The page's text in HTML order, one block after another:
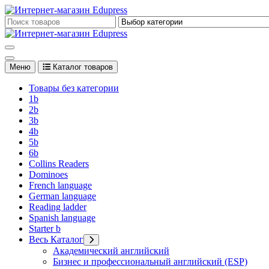
Перейти
к
содержимому
Edupress Uzbekistan, Edupress Узбекистан, книги, учебники на
Меню Каталог товаров
Товары без категории
1b
2b
3b
4b
5b
6b
Collins Readers
Dominoes
French language
German language
Reading ladder
Spanish language
Starter b
Весь Каталог
Академический английский
Бизнес и профессиональный английский (ESP)